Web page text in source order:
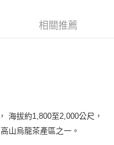
立即使用無須另外申請。
會自動跳轉到大哥付的交易
款截止日，確認付款後即完
交易確認頁面所載為準。
核未通過，訂單將自動取
的支付方式。 讓您購物簡單
值。
相關推薦
海拔約1,800至2,000公尺，
山烏龍茶產區之一。